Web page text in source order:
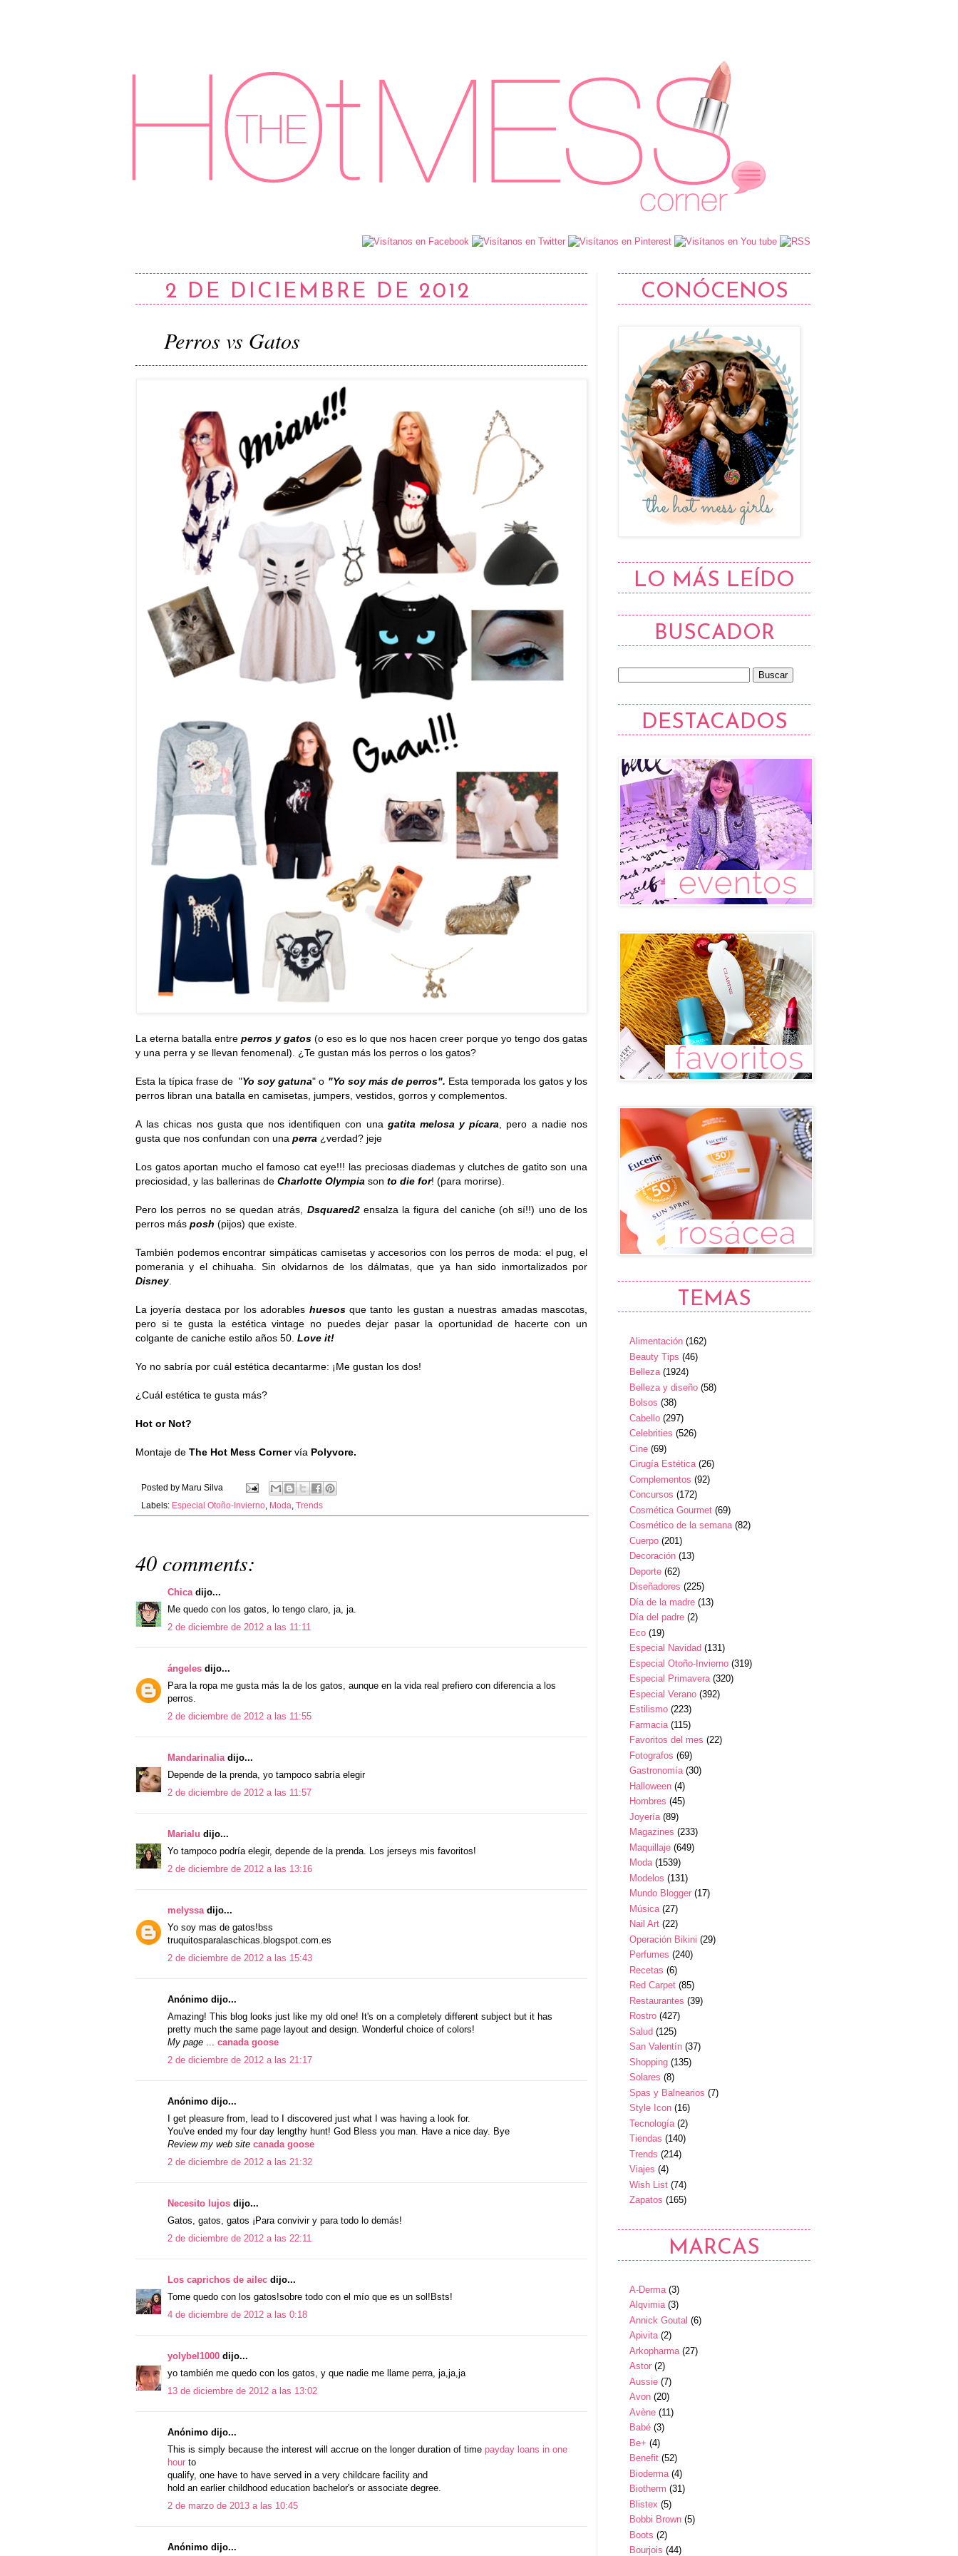
2 DE DICIEMBRE DE 2012
Perros vs Gatos
La eterna batalla entre perros y gatos (o eso es lo que nos hacen creer porque yo tengo dos gatas
y una perra y se llevan fenomenal). ¿Te gustan más los perros o los gatos?
Esta la típica frase de "Yo soy gatuna" o "Yo soy más de perros". Esta temporada los gatos y los
perros libran una batalla en camisetas, jumpers, vestidos, gorros y complementos.
A las chicas nos gusta que nos identifiquen con una gatita melosa y pícara , pero a nadie nos
gusta que nos confundan con una perra ¿verdad? jeje
Los gatos aportan mucho el famoso cat eye!!! las preciosas diademas y clutches de gatito son una
preciosidad, y las ballerinas de Charlotte Olympia son to die for! (para morirse).
Pero los perros no se quedan atrás, Dsquared2ensalza la figura del caniche (oh sí!!) uno de los
perros más posh (pijos) que existe.
También podemos encontrar simpáticas camisetas y accesorios con los perros de moda: el pug, el
pomerania y el chihuaha. Sin olvidarnos de los dálmatas, que ya han sido inmortalizados por
Disney.
La joyería destaca por los adorables huesosque tanto les gustan a nuestras amadas mascotas,
pero si te gusta la estética vintage no puedes dejar pasar la oportunidad de hacerte con un
colgante de caniche estilo años 50. Love it!
Yo no sabría por cuál estética decantarme: ¡Me gustan los dos!
¿Cuál estética te gusta más?
Hot or Not?
Montaje de The Hot Mess Cornervía Polyvore.
Posted by Maru Silva
Labels: Especial Otoño-Invierno Moda Trends
40 comments:
Chica dijo...
Me quedo con los gatos, lo tengo claro, ja, ja.
2 de diciembre de 2012 a las 11:11
ángeles dijo...
Para la ropa me gusta más la de los gatos, aunque en la vida real prefiero con diferencia a los
perros.
2 de diciembre de 2012 a las 11:55
Mandarinalia dijo...
Depende de la prenda, yo tampoco sabría elegir
2 de diciembre de 2012 a las 11:57
Marialu dijo...
Yo tampoco podría elegir, depende de la prenda. Los jerseys mis favoritos!
2 de diciembre de 2012 a las 13:16
melyssa dijo...
Yo soy mas de gatos!bss
truquitosparalaschicas.blogspot.com.es
2 de diciembre de 2012 a las 15:43
Anónimo dijo...
Amazing! This blog looks just like my old one! It's on a completely different subject but it has
pretty much the same page layout and design. Wonderful choice of colors!
My page ... canada goose
2 de diciembre de 2012 a las 21:17
Anónimo dijo...
I get pleasure from, lead to I discovered just what I was having a look for.
You've ended my four day lengthy hunt! God Bless you man. Have a nice day. Bye
Review my web site canada goose
2 de diciembre de 2012 a las 21:32
Necesito lujos dijo...
Gatos, gatos, gatos ¡Para convivir y para todo lo demás!
2 de diciembre de 2012 a las 22:11
Los caprichos de ailec dijo...
Tome quedo con los gatos!sobre todo con el mío que es un sol!Bsts!
4 de diciembre de 2012 a las 0:18
yolybel1000 dijo...
yo también me quedo con los gatos, y que nadie me llame perra, ja,ja,ja
13 de diciembre de 2012 a las 13:02
Anónimo dijo...
This is simply because the interest will accrue on the longer duration of time payday loans in one
hour to
qualify, one have to have served in a very childcare facility and
hold an earlier childhood education bachelor's or associate degree.
2 de marzo de 2013 a las 10:45
Anónimo dijo...
CONÓCENOS
LO MÁS LEÍDO
BUSCADOR
DESTACADOS
TEMAS
Alimentación (162)
Beauty Tips (46)
Belleza (1924)
Belleza y diseño (58)
Bolsos (38)
Cabello (297)
Celebrities (526)
Cine (69)
Cirugía Estética (26)
Complementos (92)
Concursos (172)
Cosmética Gourmet (69)
Cosmético de la semana (82)
Cuerpo (201)
Decoración (13)
Deporte (62)
Diseñadores (225)
Día de la madre (13)
Día del padre (2)
Eco (19)
Especial Navidad (131)
Especial Otoño-Invierno (319)
Especial Primavera (320)
Especial Verano (392)
Estilismo (223)
Farmacia (115)
Favoritos del mes (22)
Fotografos (69)
Gastronomía (30)
Halloween (4)
Hombres (45)
Joyería (89)
Magazines (233)
Maquillaje (649)
Moda (1539)
Modelos (131)
Mundo Blogger (17)
Música (27)
Nail Art (22)
Operación Bikini (29)
Perfumes (240)
Recetas (6)
Red Carpet (85)
Restaurantes (39)
Rostro (427)
Salud (125)
San Valentín (37)
Shopping (135)
Solares (8)
Spas y Balnearios (7)
Style Icon (16)
Tecnología (2)
Tiendas (140)
Trends (214)
Viajes (4)
Wish List (74)
Zapatos (165)
MARCAS
A-Derma (3)
Alqvimia (3)
Annick Goutal (6)
Apivita (2)
Arkopharma (27)
Astor (2)
Aussie (7)
Avon (20)
Avène (11)
Babé (3)
Be+ (4)
Benefit (52)
Bioderma (4)
Biotherm (31)
Blistex (5)
Bobbi Brown (5)
Boots (2)
Bourjois (44)